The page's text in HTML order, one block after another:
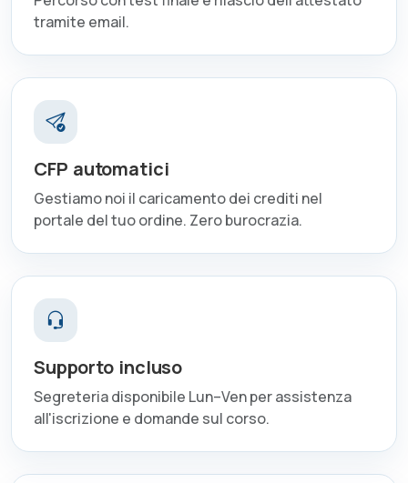
tramite email.
CFP automatici
Gestiamo noi il caricamento dei crediti nel
portale del tuo ordine. Zero burocrazia.
Supporto incluso
Segreteria disponibile Lun–Ven per assistenza
all'iscrizione e domande sul corso.